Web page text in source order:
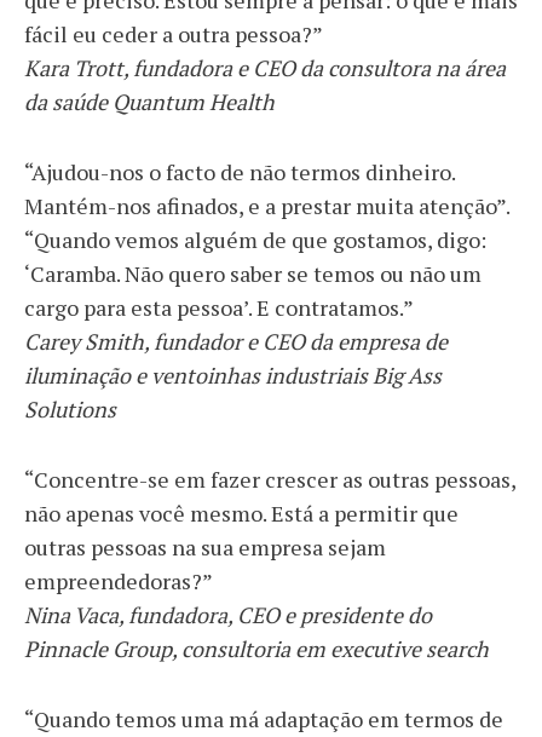
fácil eu ceder a outra pessoa?”
Kara Trott, fundadora e CEO da consultora na área
da saúde Quantum Health
“Ajudou-nos o facto de não termos dinheiro.
Mantém-nos afinados, e a prestar muita atenção”.
“Quando vemos alguém de que gostamos, digo:
‘Caramba. Não quero saber se temos ou não um
cargo para esta pessoa’. E contratamos.”
Carey Smith, fundador e CEO da empresa de
iluminação e ventoinhas industriais Big Ass
Solutions
“Concentre-se em fazer crescer as outras pessoas,
não apenas você mesmo. Está a permitir que
outras pessoas na sua empresa sejam
empreendedoras?”
Nina Vaca, fundadora, CEO e presidente do
Pinnacle Group, consultoria em executive search
“Quando temos uma má adaptação em termos de